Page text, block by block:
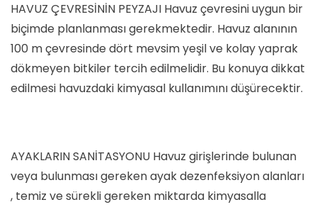
HAVUZ ÇEVRESİNİN PEYZAJI Havuz çevresini uygun bir
biçimde planlanması gerekmektedir. Havuz alanının
100 m çevresinde dört mevsim yeşil ve kolay yaprak
dökmeyen bitkiler tercih edilmelidir. Bu konuya dikkat
edilmesi havuzdaki kimyasal kullanımını düşürecektir.
AYAKLARIN SANİTASYONU Havuz girişlerinde bulunan
veya bulunması gereken ayak dezenfeksiyon alanları
, temiz ve sürekli gereken miktarda kimyasalla